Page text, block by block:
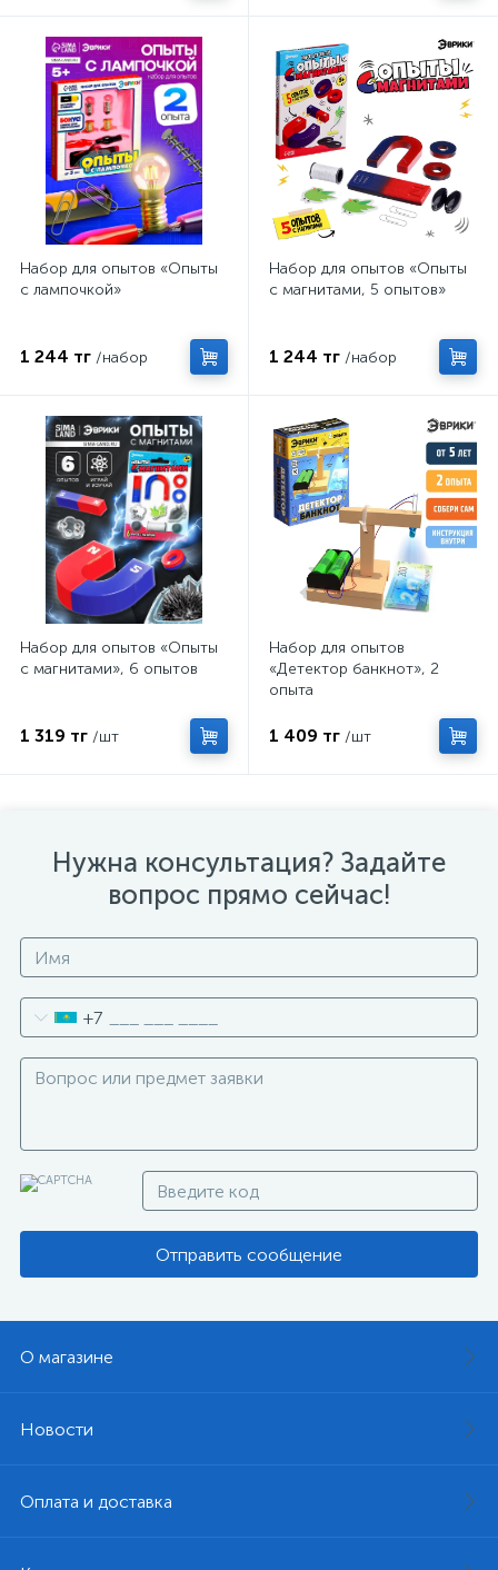
Набор для опытов «Опыты
с лампочкой»
1 244 тг /набор
Набор для опытов «Опыты
с магнитами, 5 опытов»
1 244 тг /набор
Набор для опытов «Опыты
с магнитами», 6 опытов
1 319 тг /шт
Набор для опытов
«Детектор банкнот», 2
опыта
1 409 тг /шт
Нужна консультация? Задайте
вопрос прямо сейчас!
+7
Отправить сообщение
О магазине
Новости
Оплата и доставка